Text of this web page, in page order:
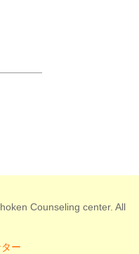
Counseling center. All
ー